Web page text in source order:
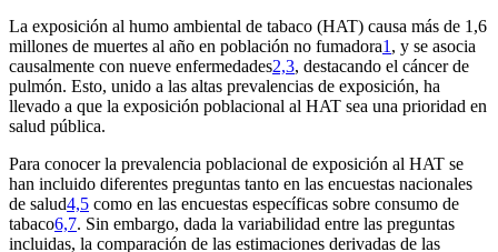
La exposición al humo ambiental de tabaco (HAT) causa más de 1,6
millones de muertes al año en población no fumadora1 , y se asocia
causalmente con nueve enfermedades2,3, destacando el cáncer de
pulmón. Esto, unido a las altas prevalencias de exposición, ha
llevado a que la exposición poblacional al HAT sea una prioridad en
salud pública.
Para conocer la prevalencia poblacional de exposición al HAT se
han incluido diferentes preguntas tanto en las encuestas nacionales
de salud4,5 como en las encuestas específicas sobre consumo de
tabaco6,7. Sin embargo, dada la variabilidad entre las preguntas
incluidas, la comparación de las estimaciones derivadas de las